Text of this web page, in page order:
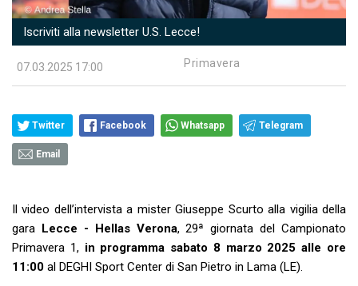
Iscriviti alla newsletter U.S. Lecce!
07.03.2025 17:00 Primavera
Twitter Facebook Whatsapp Telegram
Email
Il video dell’intervista a mister Giuseppe Scurto alla vigilia della
gara Lecce - Hellas Verona, 29ª giornata del Campionato
Primavera 1,in programma sabato 8 marzo 2025 alle ore
11:00 al DEGHI Sport Center di San Pietro in Lama (LE).